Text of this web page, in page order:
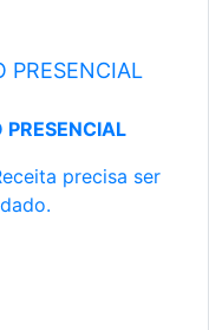
PRESENCIAL
precisa ser